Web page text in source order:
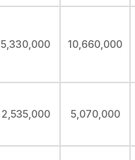
5,330,000 10,660,000
2,535,000 5,070,000